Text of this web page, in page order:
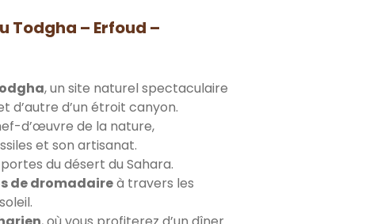
Todgha – Erfoud –
, un site naturel spectaculaire
d’autre d’un étroit canyon.
d’œuvre de la nature,
et son artisanat.
portes du désert du Sahara.
de dromadaireà travers les